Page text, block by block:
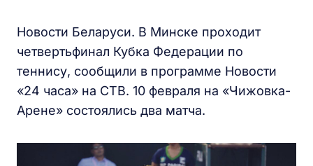
Новости Беларуси. В Минске проходит
четвертьфинал Кубка Федерации по
теннису, сообщили в программе Новости
«24 часа» на СТВ. 10 февраля на «Чижовка-
Арене» состоялись два матча.